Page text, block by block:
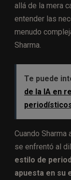
allá de la mera
entender las
menudo
Sharma.
Te puede
de la IA en
Cuando
se enfrentó al
estilo de
apuesta en su